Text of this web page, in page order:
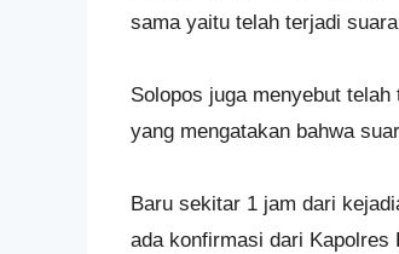
sama yaitu telah terjadi
Solopos juga menyebut
yang mengatakan bahwa
Baru sekitar 1 jam dari
ada konfirmasi dari Kapolres